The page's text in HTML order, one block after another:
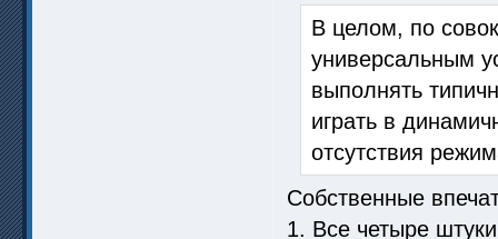
В целом, по
универсальным
выполнять
играть в
отсутствия
Собственные
1. Все четыре